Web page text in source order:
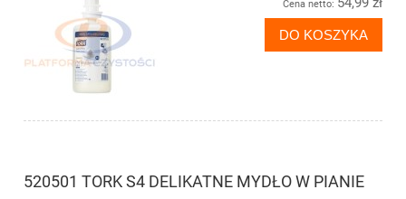
Cena netto:
DO KOSZYKA
520501 TORK S4 DELIKATNE MYDŁO W PIANIE